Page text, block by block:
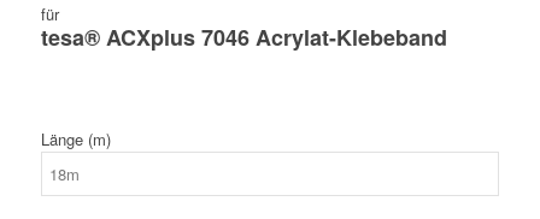
für
tesa® ACXplus 7046 Acrylat-Klebeband
Länge (m)